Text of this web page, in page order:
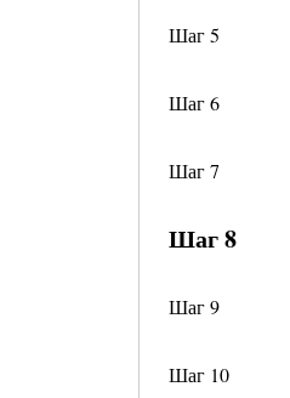
Шаг 5
Шаг 6
Шаг 7
Шаг 8
Шаг 9
Шаг 10